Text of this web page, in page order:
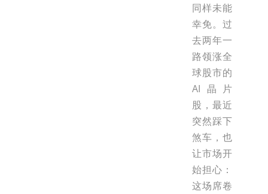
同样未能
幸免。过
去两年一
路领涨全
球股市的
AI晶片
股，最近
突然踩下
煞车，也
让市场开
始担心：
这场席卷